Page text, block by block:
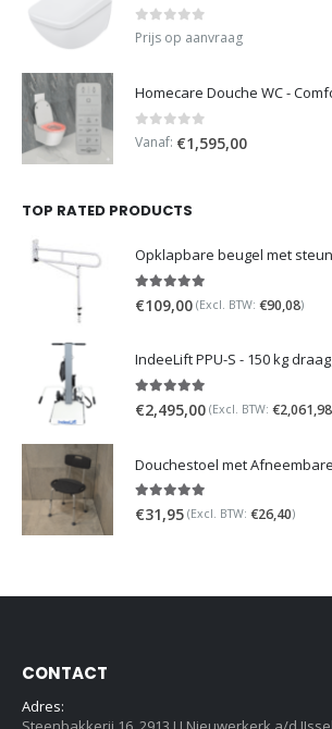
0 out of 5
Prijs op aanvraag
0 out of 5
Vanaf: €1,595,00
TOP RATED PRODUCTS
Opklapbare beugel met
5.00out of 5
€109,00 (Excl. BTW: €90,08)
IndeeLift PPU-S - 150 kg
5.00out of 5
€2,495,00 (Excl. BTW: €2,061,98
5.00out of 5
€31,95 (Excl. BTW: €26,40)
CONTACT
Adres: